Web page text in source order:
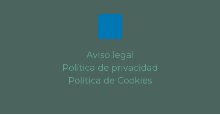
Aviso legal
Política de privacidad
Política de Cookies